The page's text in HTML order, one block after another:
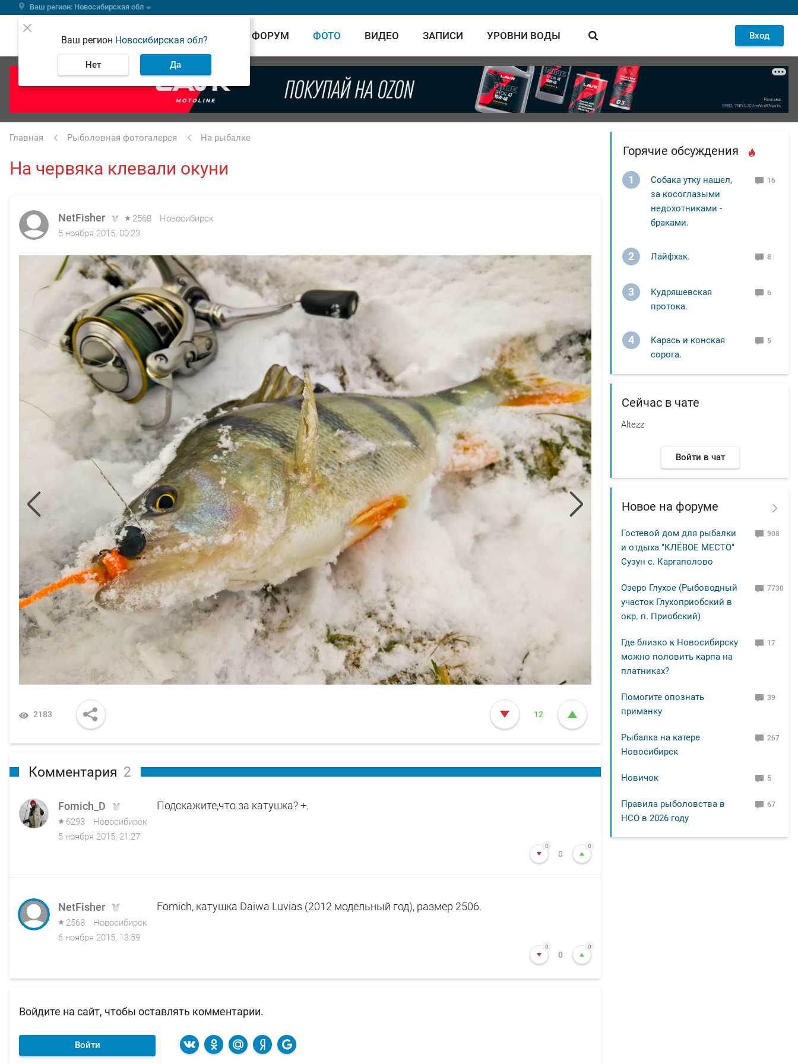
Ваш регион: Новосибирская обл
Ваш регион Новосибирская обл?
Нет Да
ВЕСТИ ФОРУМ ФОТО ВИДЕО ЗАПИСИ УРОВНИ ВОДЫ Вход
Главная Рыболовная фотогалерея На рыбалке
На червяка клевали окуни
NetFisher 2568
Новосибирск
5 ноября 2015, 00:23
2183 12
Комментария 2
Fomich_D
6293
Новосибирск
5 ноября 2015, 21:27
Подскажите,что за катушка? +.
0
0
0
NetFisher
2568
Новосибирск
6 ноября 2015, 13:59
Fomich, катушка Daiwa Luvias (2012 модельный год), размер 2506.
0
0
0
Войдите на сайт, чтобы оставлять комментарии.
Войти
Горячие обсуждения
1
Собака утку нашел,
за косоглазыми
недохотниками -
браками.
16
2 Лайфхак. 8
3
Кудряшевская
протока.
6
4
Карась и конская
сорога.
5
Сейчас в чате
Altezz
Войти в чат
Новое на форуме
Гостевой дом для рыбалки
и отдыха "КЛЁВОЕ МЕСТО"
Сузун с. Каргаполово
908
Озеро Глухое (Рыбоводный
участок Глухоприобский в
окр. п. Приобский)
7730
Где близко к Новосибирску
можно половить карпа на
платниках?
17
Помогите опознать
приманку
39
Рыбалка на катере
Новосибирск
267
Новичок 5
Правила рыболовства в
НСО в 2026 году
67